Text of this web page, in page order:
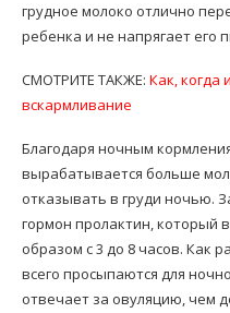
грудное молоко отлично
ребенка и не напрягает его
СМОТРИТЕ ТАКЖЕ: Как, когда
вскармливание
Благодаря ночным
вырабатывается больше
отказывать в груди ночью.
гормон пролактин, который
образом с 3 до 8 часов. Как
всего просыпаются для
отвечает за овуляцию, чем